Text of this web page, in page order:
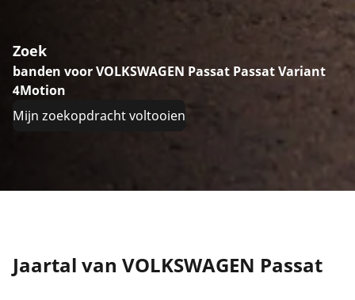
Zoek
banden voor VOLKSWAGEN Passat Passat Variant
4Motion
Mijn zoekopdracht voltooien
Jaartal van VOLKSWAGEN Passat